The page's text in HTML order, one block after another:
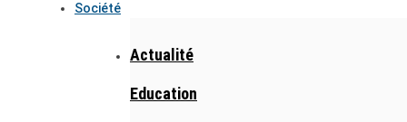
Société
Actualité
Education